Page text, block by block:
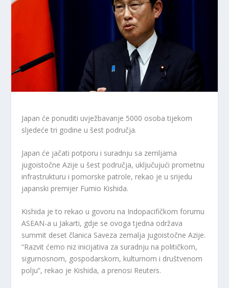
Japan će ponuditi uvježbavanje 5000 osoba tijekom
sljedeće tri godine u šest područja.
Japan će jačati potporu i suradnju sa zemljama
jugoistočne Azije u šest područja, uključujući prometnu
infrastrukturu i pomorske patrole, rekao je u srijedu
japanski premijer Fumio Kishida.
Kishida je to rekao u govoru na Indopacifičkom forumu
ASEAN-a u Jakarti, gdje se ovoga tjedna održava
summit deset članica Saveza zemalja jugoistočne Azije.
“Razvit ćemo niz inicijativa za suradnju na političkom,
sigurnosnom, gospodarskom, kulturnom i društvenom
polju”, rekao je Kishida, a prenosi Reuters.